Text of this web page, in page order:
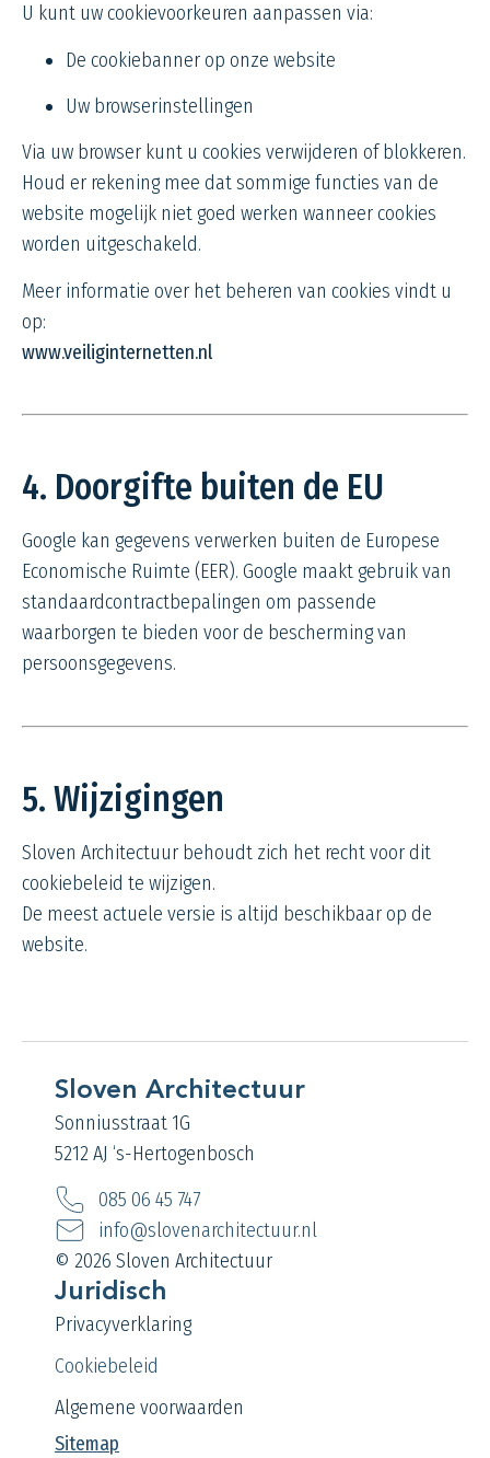
U kunt uw cookievoorkeuren aanpassen via:
De cookiebanner op onze website
Uw browserinstellingen
Via uw browser kunt u cookies verwijderen of blokkeren.
Houd er rekening mee dat sommige functies van de
website mogelijk niet goed werken wanneer cookies
worden uitgeschakeld.
Meer informatie over het beheren van cookies vindt u
op:
www.veiliginternetten.nl
4. Doorgifte buiten de EU
Google kan gegevens verwerken buiten de Europese
Economische Ruimte (EER). Google maakt gebruik van
standaardcontractbepalingen om passende
waarborgen te bieden voor de bescherming van
persoonsgegevens.
5. Wijzigingen
Sloven Architectuur behoudt zich het recht voor dit
cookiebeleid te wijzigen.
De meest actuele versie is altijd beschikbaar op de
website.
Sloven Architectuur
Sonniusstraat 1G
5212 AJ ‘s-Hertogenbosch
085 06 45 747
info@slovenarchitectuur.nl
© 2026 Sloven Architectuur
Juridisch
Privacyverklaring
Cookiebeleid
Algemene voorwaarden
Sitemap